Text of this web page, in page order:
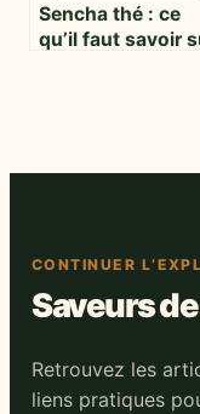
Sencha thé : ce
qu’il faut savoir
CONTINUER
Saveurs
Retrouvez les
liens pratiques